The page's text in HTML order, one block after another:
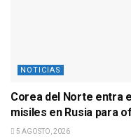
NOTICIAS
Corea del Norte entra
misiles en Rusia para
5 AGOSTO, 2026